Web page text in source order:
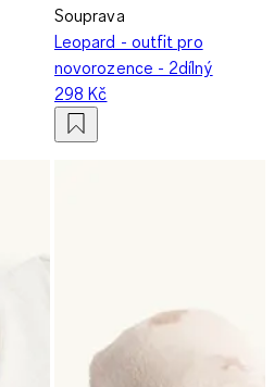
Souprava
Leopard - outfit pro
novorozence - 2dílný
298 Kč